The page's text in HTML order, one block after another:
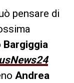
pensare di
Bargiggia
Andrea